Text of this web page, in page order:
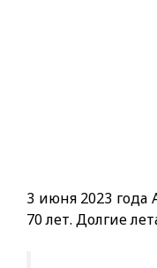
3 июня 2023 года
70 лет. Долгие